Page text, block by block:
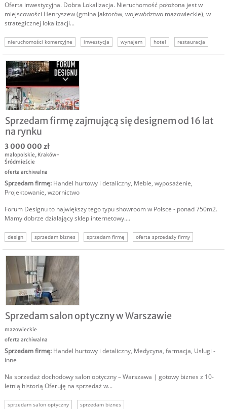
Oferta inwestycyjna. Dobra Lokalizacja. Nieruchomość położona jest w
miejscowości Henryszew (gmina Jaktorów, województwo mazowieckie), w
strategicznej lokalizacji...
nieruchomości komercyjne inwestycja wynajem hotel
restauracja
magayzn
deweloper
Sprzedam firmę zajmującą się designem od 16 lat
na rynku
3 000 000 zł
małopolskie, Kraków-
Śródmieście
oferta archiwalna
Sprzedam firmę: Handel hurtowy i detaliczny, Meble, wyposażenie,
Projektowanie, wzornictwo
Forum Designu to największy tego typu showroom w Polsce - ponad 750m2.
Mamy dobrze działający sklep internetowy....
design sprzedam biznes sprzedam firmę
oferta sprzedaży firmy
oferta sprzdaży biznesu
sprzedam firmę design
Sprzedam salon optyczny w Warszawie
mazowieckie
oferta archiwalna
Sprzedam firmę: Handel hurtowy i detaliczny, Medycyna, farmacja, Usługi -
inne
Na sprzedaż dochodowy salon optyczny – Warszawa | gotowy biznes z 10-
letnią historią Oferuję na sprzedaż w...
sprzedam salon optyczny sprzedam biznes